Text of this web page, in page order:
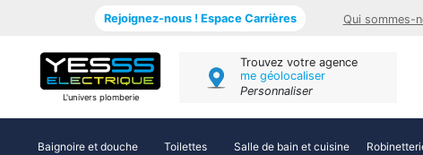
Rejoignez-nous ! Espace Carrières Qui sommes-
L'univers plomberie
Trouvez votre agence
me géolocaliser
Personnaliser
Baignoire et douche Toilettes Salle de bain et cuisine